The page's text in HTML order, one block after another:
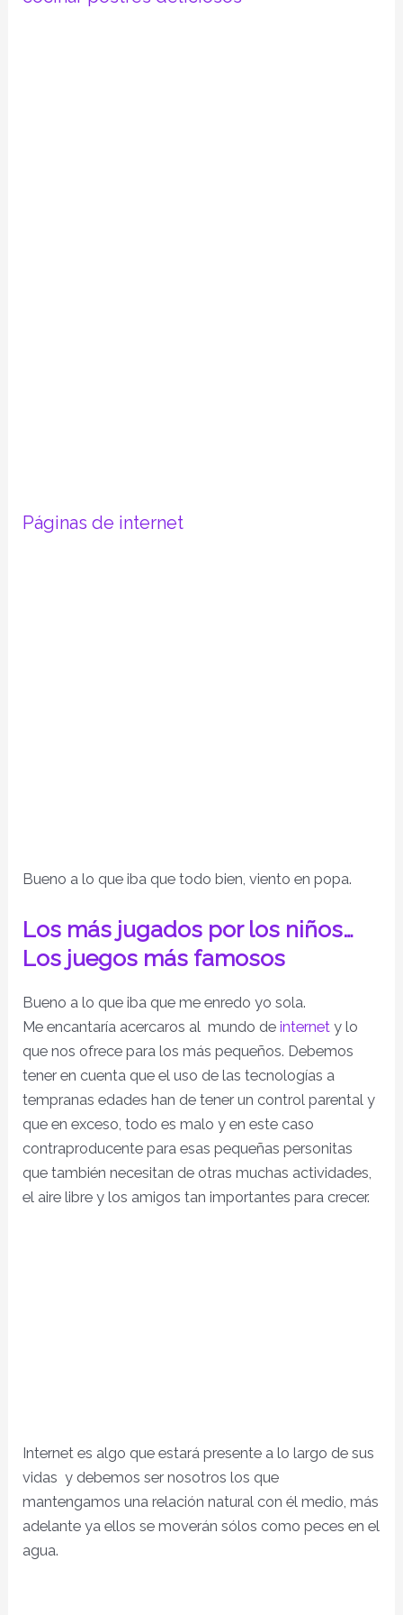
Páginas de internet
Bueno a lo que iba que todo bien, viento en popa.
Los más jugados por los niños…
Los juegos más famosos
Bueno a lo que iba que me enredo yo sola.
Me encantaría acercaros al mundo deinternet y lo
que nos ofrece para los más pequeños. Debemos
tener en cuenta que el uso de las tecnologías a
tempranas edades han de tener un control parental y
que en exceso, todo es malo y en este caso
contraproducente para esas pequeñas personitas
que también necesitan de otras muchas actividades,
el aire libre y los amigos tan importantes para crecer.
Internet es algo que estará presente a lo largo de sus
vidas y debemos ser nosotros los que
mantengamos una relación natural con él medio, más
adelante ya ellos se moverán sólos como peces en el
agua.